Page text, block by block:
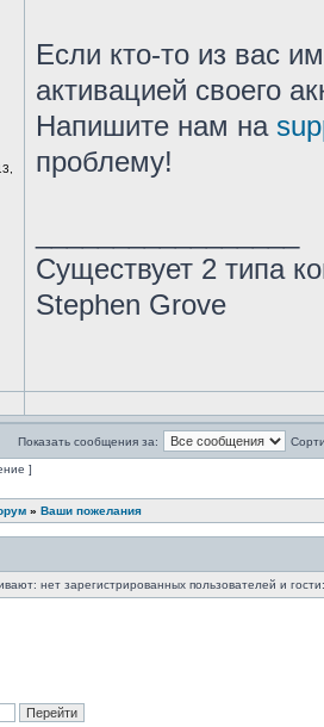
Если кто-то из вас
активацией своего
Напишите нам на
проблему!
Существует 2 типа
Stephen Grove
Показать сообщения за:
]
» Ваши пожелания
нет зарегистрированных пользователей и